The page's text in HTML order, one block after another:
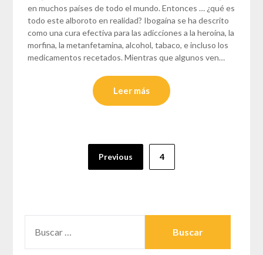
en muchos países de todo el mundo. Entonces … ¿qué es
todo este alboroto en realidad? Ibogaína se ha descrito
como una cura efectiva para las adicciones a la heroína, la
morfina, la metanfetamina, alcohol, tabaco, e incluso los
medicamentos recetados. Mientras que algunos ven…
Leer más
Previous 4